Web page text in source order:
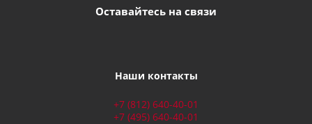
Оставайтесь на связи
Наши контакты
+7 (812) 640-40-01
+7 (495) 640-40-01